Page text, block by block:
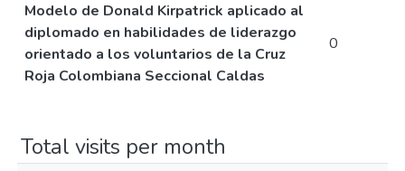
Modelo de Donald Kirpatrick aplicado al
diplomado en habilidades de liderazgo
orientado a los voluntarios de la Cruz
Roja Colombiana Seccional Caldas
0
Total visits per month